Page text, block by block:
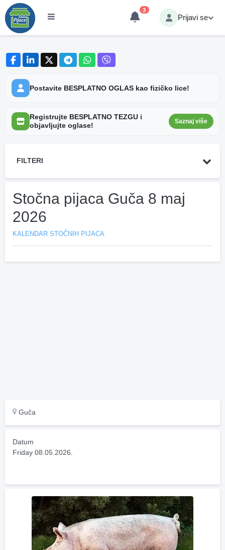
3
Prijavi se
Postavite BESPLATNO OGLAS kao fizičko lice!
Registrujte BESPLATNO TEZGU i
objavljujte oglase!
Saznaj više
FILTERI
Stočna pijaca Guča 8 maj
2026
KALENDAR STOČNIH PIJACA
Guča
Datum
Friday 08.05.2026.